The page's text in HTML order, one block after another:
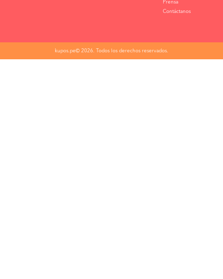
Prensa
Contáctanos
kupos.pe© 2026. Todos los derechos reservados.